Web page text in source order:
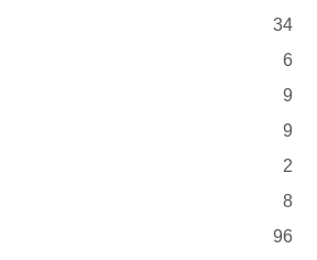
34
6
9
9
2
8
96